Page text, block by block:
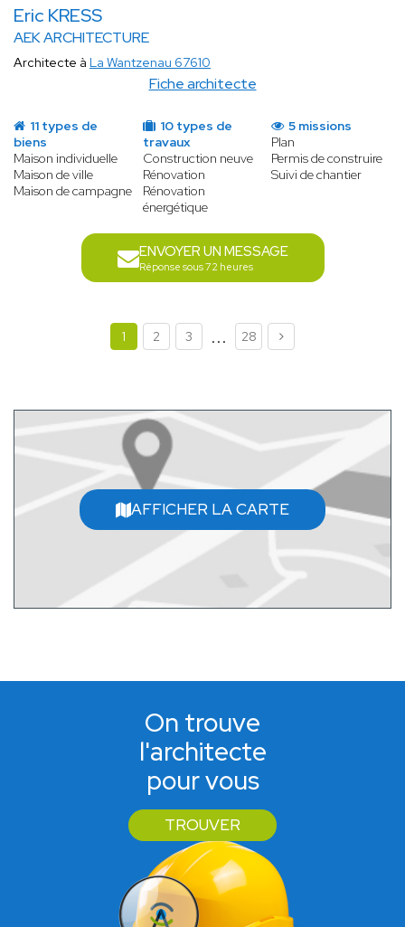
Eric KRESS
AEK ARCHITECTURE
Fiche architecte
Architecte à La Wantzenau 67610
11 types de
biens
Maison individuelle
Maison de ville
Maison de campagne
10 types de
travaux
Construction neuve
Rénovation
Rénovation
énergétique
5 missions
Plan
Permis de construire
Suivi de chantier
ENVOYER UN MESSAGE
Réponse sous 72 heures
1 2 3 ... 28
AFFICHER LA CARTE
On trouve
l'architecte
pour vous
TROUVER